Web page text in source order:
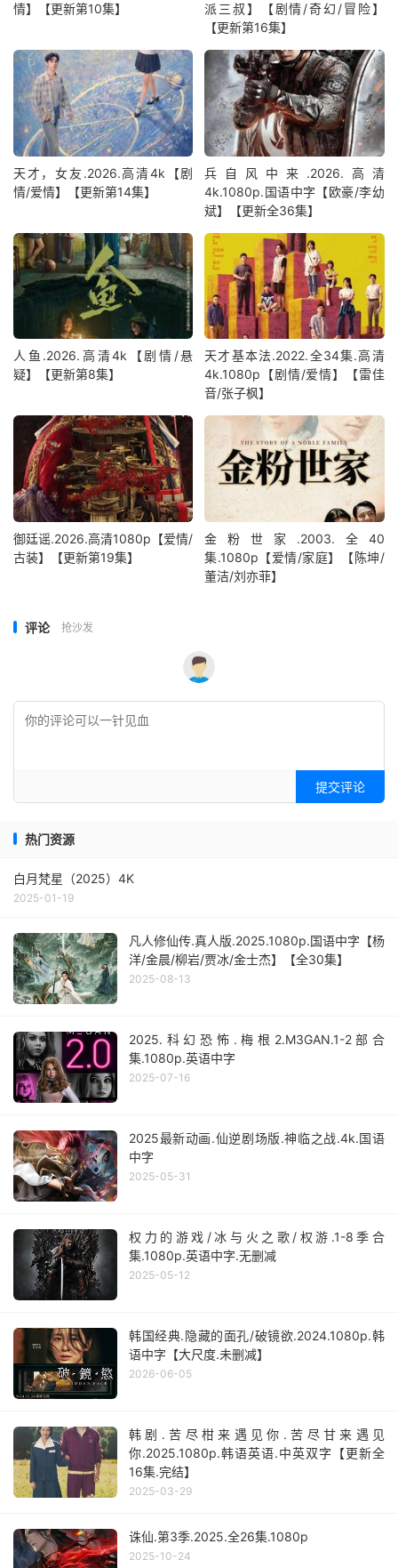
情】【更新第10集】
派三叔】【剧情/奇幻/冒险】
【更新第16集】
天才，女友.2026.高清4k【剧
情/爱情】【更新第14集】
兵自风中来‎.2026.高清
4k.1080p.国语中字【欧豪/李幼
斌】【更新全36集】
人鱼.2026.高清4k【剧情/悬
疑】【更新第8集】
天才基本法.2022.全34集.高清
4k.1080p【剧情/爱情】【雷佳
音/张子枫】
御廷谣.2026.高清1080p【爱情/
古装】【更新第19集】
金粉世家.2003.全40
集.1080p【爱情/家庭】【陈坤/
董洁/刘亦菲】
评论 抢沙发
提交评论
热门资源
白月梵星（2025）4K
2025-01-19
凡人修仙传.真人版.2025.1080p.国语中字【杨
洋/金晨/柳岩/贾冰/金士杰】【全30集】
2025-08-13
2025.科幻恐怖.梅根2.M3GAN.1-2部合
集.1080p.英语中字
2025-07-16
2025最新动画.仙逆剧场版.神临之战.4k.国语
中字
2025-05-31
权力的游戏/冰与火之歌/权游.1-8季合
集.1080p.英语中字.无删减
2025-05-12
韩国经典.隐藏的面孔/破镜欲.2024.1080p.韩
语中字【大尺度.未删减】
2026-06-05
韩剧.苦尽柑来遇见你.苦尽甘来遇见
你.2025.1080p.韩语英语.中英双字【更新全
16集.完结】
2025-03-29
诛仙.第3季.2025.全26集.1080p
2025-10-24